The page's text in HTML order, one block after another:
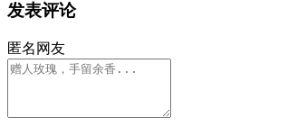
发表评论
匿名网友